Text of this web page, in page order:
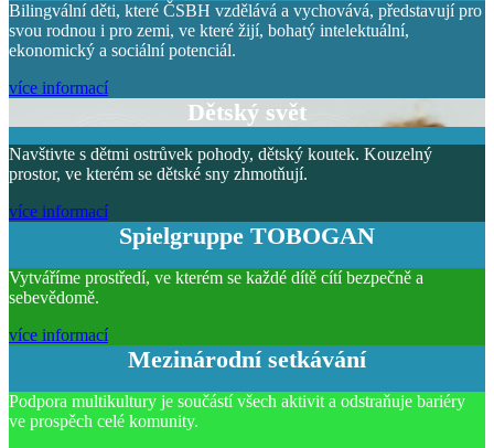
Bilingvální děti, které ČSBH vzdělává a vychovává, představují pro
svou rodnou i pro zemi, ve které žijí, bohatý intelektuální,
ekonomický a sociální potenciál.
více informací
Dětský svět
Navštivte s dětmi ostrůvek pohody, dětský koutek. Kouzelný
prostor, ve kterém se dětské sny zhmotňují.
více informací
Spielgruppe TOBOGAN
Vytváříme prostředí, ve kterém se každé dítě cítí bezpečně a
sebevědomě.
více informací
Mezinárodní setkávání
Podpora multikultury je součástí všech aktivit a odstraňuje bariéry
ve prospěch celé komunity.